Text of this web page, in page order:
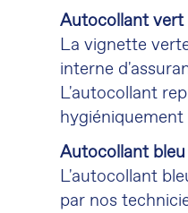
Autocollant vert
La vignette
interne
L'autocollant
Autocollant bleu
L'autocollant
par nos